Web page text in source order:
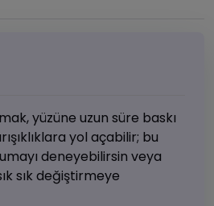
yüzüne uzun süre baskı
yol açabilir; bu
deneyebilirsin veya
sık değiştirmeye